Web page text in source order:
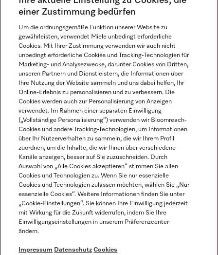
Newsletter
Sprache
DEUTSCH
Impressum
Datenschutz
Miele auf YoutubeMiele auf Instagram
Miele auf Facebook
Miele auf LinkedInMiele auf LinkedIn
einer Zustimmung bedürfen
Um die ordnungsgemäße Funktion unserer Website zu
gewährleisten, verwendet Miele unbedingt erforderliche
Cookies. Mit Ihrer Zustimmung verwenden wir auch nicht
unbedingt erforderliche Cookies und Tracking-Technologien für
Marketing- und Analysezwecke, darunter Cookies von Dritten,
unseren Partnern und Dienstleistern, die Informationen über
Ihre Nutzung der Website sammeln und uns dabei helfen, Ihr
Online-Erlebnis zu personalisieren und zu verbessern. Die
Cookies werden auch zur Personalisierung von Anzeigen
verwendet. Im Rahmen einer separaten Einwilligung
(„Vollständige Personalisierung“) verwenden wir Bloomreach-
Cookies und andere Tracking-Technologien, um Informationen
über Ihr Nutzerverhalten zu sammeln, die wir Ihrem Profil
zuordnen, um die Inhalte, die wir Ihnen über verschiedene
Kanäle anzeigen, besser auf Sie zuzuschneiden. Durch
Auswahl von „Alle Cookies akzeptieren“ stimmen Sie allen
Cookies und Technologien zu. Wenn Sie nur essenzielle
Cookies und Technologien zulassen möchten, wählen Sie „Nur
essenzielle Cookies“. Weitere Informationen finden Sie unter
„Cookie-Einstellungen“. Sie können Ihre Einwilligung jederzeit
mit Wirkung für die Zukunft widerrufen, indem Sie Ihre
Einwilligungseinstellungen in unserem Präferenzcenter
ändern.
Impressum Datenschutz Cookies